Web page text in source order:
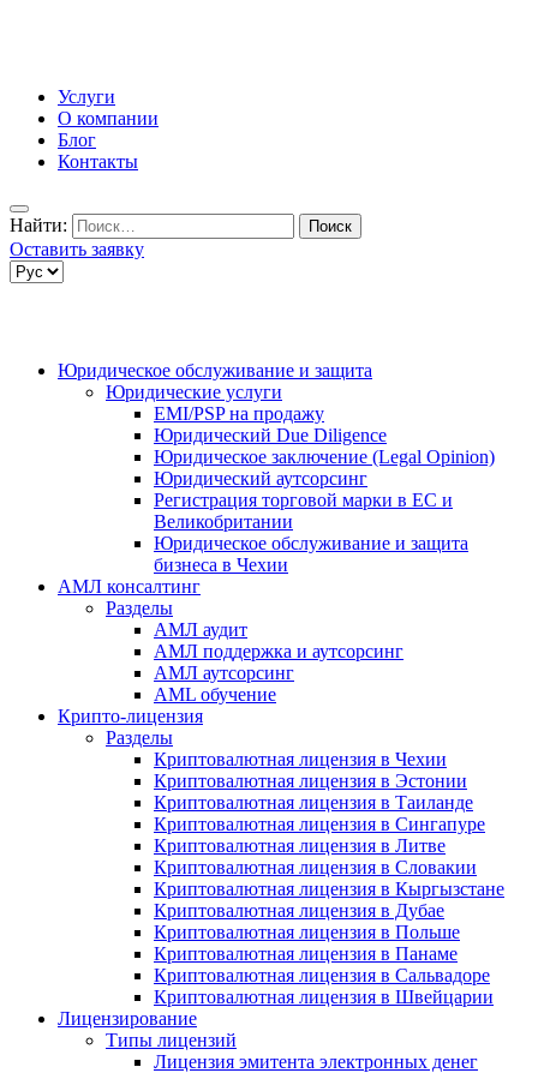
Услуги
О компании
Блог
Контакты
Найти:
Оставить заявку
Юридическое обслуживание и защита
Юридические услуги
EMI/PSP на продажу
Юридический Due Diligence
Юридическое заключение (Legal Opinion)
Юридический аутсорсинг
Регистрация торговой марки в ЕС и
Великобритании
Юридическое обслуживание и защита
бизнеса в Чехии
АМЛ консалтинг
Разделы
АМЛ аудит
АМЛ поддержка и аутсорсинг
АМЛ аутсорсинг
AML обучение
Крипто-лицензия
Разделы
Криптовалютная лицензия в Чехии
Криптовалютная лицензия в Эстонии
Криптовалютная лицензия в Таиланде
Криптовалютная лицензия в Сингапуре
Криптовалютная лицензия в Литве
Криптовалютная лицензия в Словакии
Криптовалютная лицензия в Кыргызстане
Криптовалютная лицензия в Дубае
Криптовалютная лицензия в Польше
Криптовалютная лицензия в Панаме
Криптовалютная лицензия в Сальвадоре
Криптовалютная лицензия в Швейцарии
Лицензирование
Типы лицензий
Лицензия эмитента электронных денег